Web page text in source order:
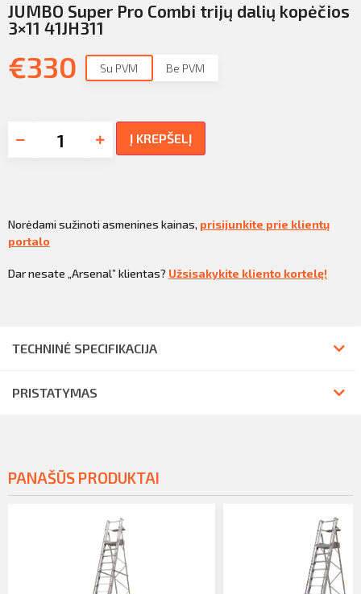
JUMBO Super Pro Combi trijų dalių kopėčios
3×11 41JH311
€330 Su PVM Be PVM
Į KREPŠELĮ
Norėdami sužinoti asmenines kainas, prisijunkite prie klientų
portalo
Dar nesate „Arsenal” klientas? Užsisakykite kliento kortelę!
TECHNINĖ SPECIFIKACIJA
PRISTATYMAS
PANAŠŪS PRODUKTAI